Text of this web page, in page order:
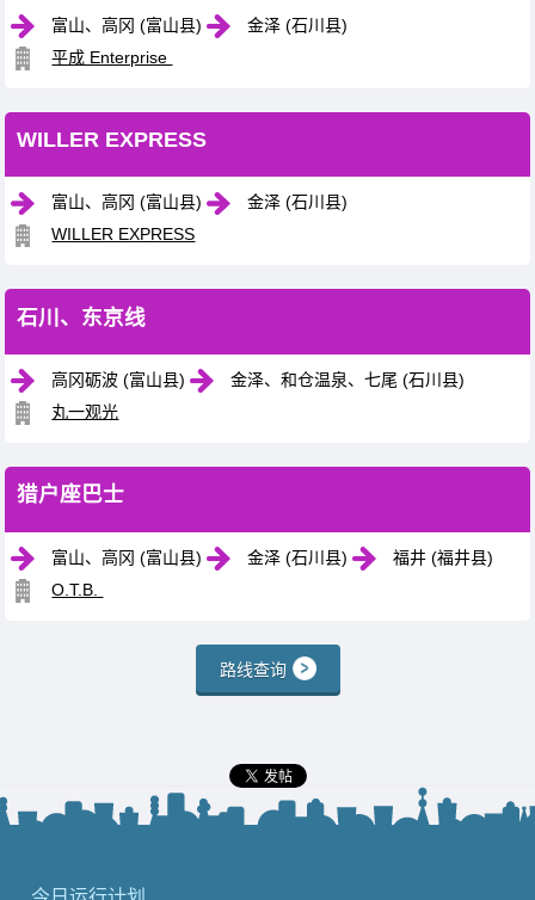
富山、高冈 (富山县)
金泽 (石川县)
平成 Enterprise
WILLER EXPRESS
富山、高冈 (富山县)
金泽 (石川县)
WILLER EXPRESS
石川、东京线
高冈砺波 (富山县)
金泽、和仓温泉、七尾 (石川县)
丸一观光
猎户座巴士
富山、高冈 (富山县) 金泽 (石川县)
福井 (福井县)
O.T.B.
路线查询